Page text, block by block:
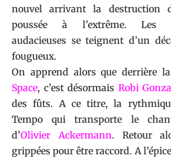
nouvel arrivant la destruction
poussée à l’extrême. Les
audacieuses se teignent d’un
fougueux.
On apprend alors que derrière
Space, c’est désormais Robi
des fûts. A ce titre, la
Tempo qui transporte le
d’Olivier Ackermann. Retour
grippées pour être raccord. A